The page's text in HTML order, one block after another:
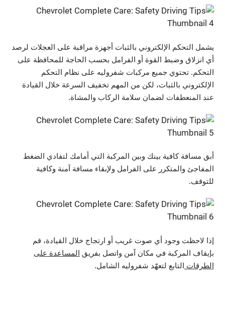
يشمل التحكم الإلكتروني بالثبات أجهزة مراقبة على العجلات لرصد
أي انزلاق وضبط القوة أو الفرامل بحسب الحاجة للمحافظة على
التحكم. تحتوي جميع مركبات شفروليه على نظام التحكم
الإلكتروني بالثبات، لكن من المهم تخفيف السرعة خلال القيادة
عند المنعطفات لضمان سلامة الركاب والمشاة.
أبق مسافة كافية بينك وبين المركبة التي أمامك لتفادي الضغط
المفاجئ والمتكرر على الفرامل ولإبقاء مسافة آمنة وكافية
للتوقف.
إذا لاحظت وجود أي صوت غريب أو ارتجاج خلال القيادة، قم
بإيقاف المركبة في مكان آمن واتصل بفريقالمساعدة على
الطرقاتالتابع لتعهّد شفروليه الشامل.